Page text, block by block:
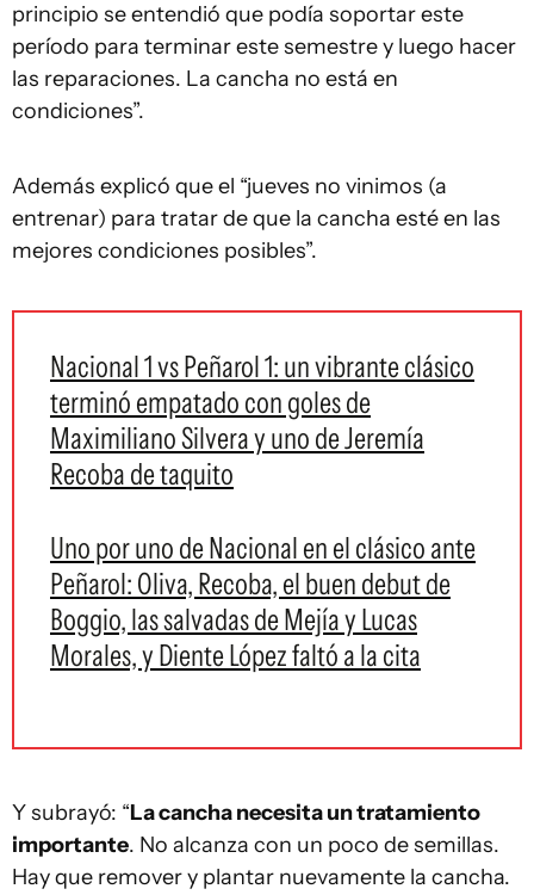
principio se entendió que podía soportar este
período para terminar este semestre y luego hacer
las reparaciones. La cancha no está en
condiciones”.
Además explicó que el “jueves no vinimos (a
entrenar) para tratar de que la cancha esté en las
mejores condiciones posibles”.
Nacional 1 vs Peñarol 1: un vibrante clásico
terminó empatado con goles de
Maximiliano Silvera y uno de Jeremía
Recoba de taquito
Uno por uno de Nacional en el clásico ante
Peñarol: Oliva, Recoba, el buen debut de
Boggio, las salvadas de Mejía y Lucas
Morales, y Diente López faltó a la cita
Y subrayó: “La cancha necesita un tratamiento
importante. No alcanza con un poco de semillas.
Hay que remover y plantar nuevamente la cancha.